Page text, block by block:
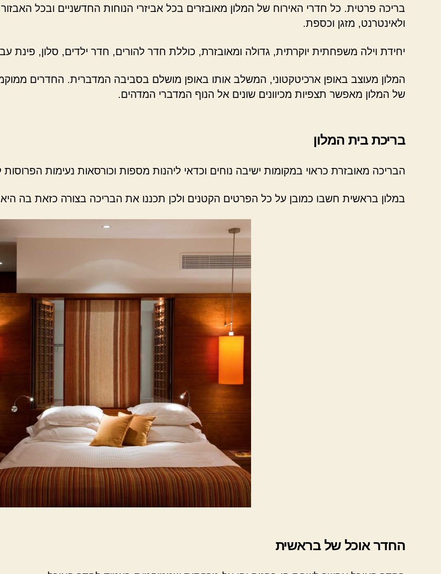
בריכה פרטית. כל חדרי האירוח של המלון מאובזרים בכל אביזרי הנוחות החדשניים ובכל
ולאינטרנט, מזגן וכספת.
יחידת וילה משפחתית יוקרתית, גדולה ומאובזרת, כוללת חדר להורים, חדר ילדים, סלון, פינת
המלון מעוצב באופן ארכיטקטוני, המשלב אותו באופן מושלם בסביבה המדברית. החדרים
של המלון מאפשר תצפיות מכיוונים שונים אל הנוף המדברי המדהים.
בריכת בית המלון
הבריכה מאובזרת כראוי במקומות ישיבה נוחים וכדאי ליהנות מספות וכורסאות נעימות הפרוסות
במלון בראשית חשבו כמובן על כל הפרטים הקטנים ולכן תכננו את הבריכה בצורה כזאת בה
החדר אוכל של בראשית